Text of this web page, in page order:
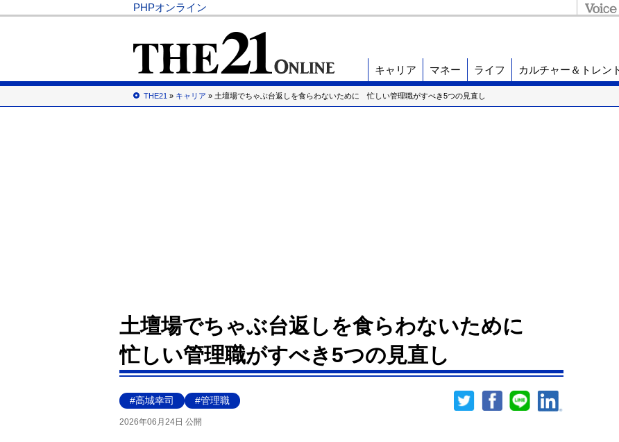
PHPオンライン
キャリア マネー ライフ カルチャー＆トレン
THE21 » キャリア » 土壇場でちゃぶ台返しを食らわないために 忙しい管理職がすべき5つの見直し
土壇場でちゃぶ台返しを食らわないために
忙しい管理職がすべき5つの見直し
#高城幸司 #管理職
2026年06月24日 公開